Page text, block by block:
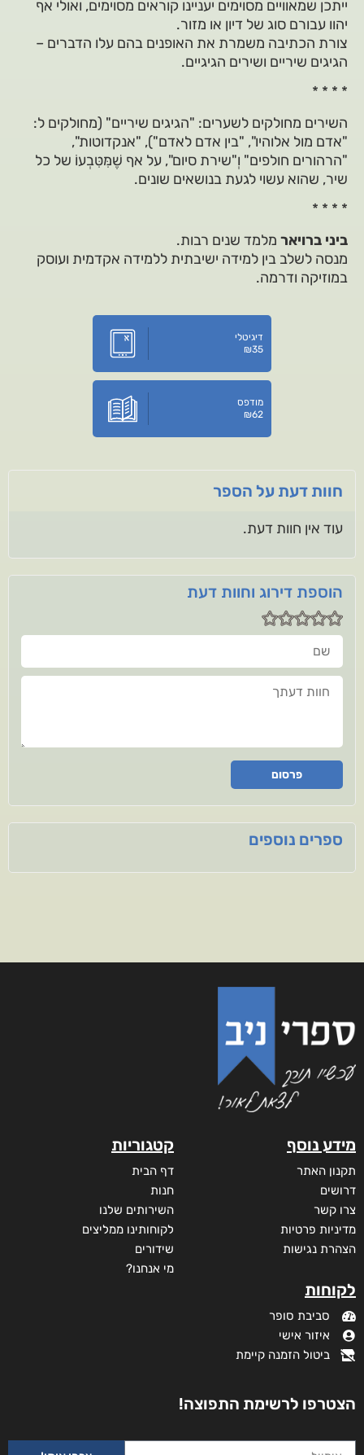
ייתכן שמאוויים מסוימים יעניינו קוראים מסוימים, ואולי אף
יהוו עבורם סוג של דיון או מזור.
צורת הכתיבה משמרת את האופנים בהם עלו הדברים –
הגיגים שיריים ושירים הגיגיים.
* * * *
השירים מחולקים לשערים: "הגיגים שיריים" (מחולקים ל:
"אדם מול אלוהיו", "בין אדם לאדם"), "אנקדוטות",
"הרהורים חולפים" וְ"שירת סיום", על אף שֶׁמִּטִּבְעוֹ של כל
שיר, שהוא עשוי לגעת בנושאים שונים.
* * * *
ביני ברויאר מלמד שנים רבות.
מנסה לשלב בין למידה ישיבתית ללמידה אקדמית ועוסק
במוזיקה ודרמה.
דיגיטלי
₪35
מודפס
₪62
חוות דעת על הספר
עוד אין חוות דעת.
הוספת דירוג וחוות דעת
שם
חוות דעתך
פרסום
ספרים נוספים
מידע נוסף
תקנון האתר
דרושים
צרו קשר
מדיניות פרטיות
הצהרת נגישות
לקוחות
סביבת סופר
איזור אישי
ביטול הזמנה קיימת
קטגוריות
דף הבית
חנות
השירותים שלנו
לקוחותינו ממליצים
שידורים
מי אנחנו?
הצטרפו לרשימת התפוצה!